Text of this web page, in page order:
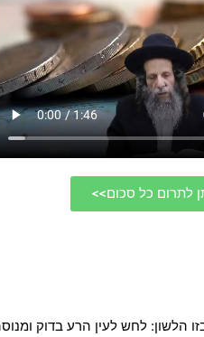
לתרום כל סכום>>
הלשון: לחש לעין הרע בדוק